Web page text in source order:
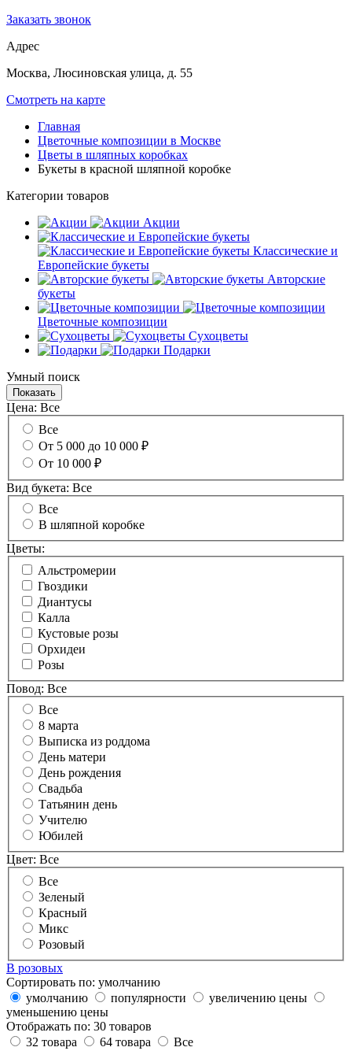
Заказать звонок
Адрес
Москва, Люсиновская улица, д. 55
Смотреть на карте
Главная
Цветочные композиции в Москве
Цветы в шляпных коробках
Букеты в красной шляпной коробке
Категории товаров
Акции
Классические и
Европейские букеты
Авторские
букеты
Цветочные композиции
Сухоцветы
Подарки
Умный поиск
Цена: Все
Все
От 5 000 до 10 000 ₽
От 10 000 ₽
Вид букета: Все
Все
В шляпной коробке
Цветы:
Альстромерии
Гвоздики
Диантусы
Калла
Кустовые розы
Орхидеи
Розы
Повод: Все
Все
8 марта
Выписка из роддома
День матери
День рождения
Свадьба
Татьянин день
Учителю
Юбилей
Цвет: Все
Все
Зеленый
Красный
Микс
Розовый
В розовых
Сортировать по: умолчанию
умолчанию
популярности
увеличению цены
уменьшению цены
Отображать по: 30 товаров
32 товара
64 товара Все